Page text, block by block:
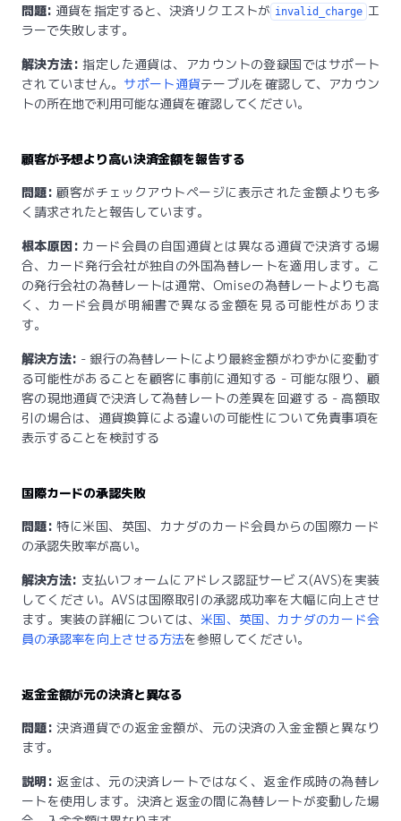
問題: 通貨を指定すると、決済リクエストが invalid_charge エ
ラーで失敗します。
解決方法: 指定した通貨は、アカウントの登録国ではサポート
されていません。 サポート通貨テーブルを確認して、アカウン
トの所在地で利用可能な通貨を確認してください。
顧客が予想より高い決済金額を報告する
問題: 顧客がチェックアウトページに表示された金額よりも多
く請求されたと報告しています。
根本原因: カード会員の自国通貨とは異なる通貨で決済する場
合、カード発行会社が独自の外国為替レートを適用します。こ
の発行会社の為替レートは通常、Omiseの為替レートよりも高
く、カード会員が明細書で異なる金額を見る可能性がありま
す。
解決方法: - 銀行の為替レートにより最終金額がわずかに変動す
る可能性があることを顧客に事前に通知する - 可能な限り、顧
客の現地通貨で決済して為替レートの差異を回避する - 高額取
引の場合は、通貨換算による違いの可能性について免責事項を
表示することを検討する
国際カードの承認失敗
問題: 特に米国、英国、カナダのカード会員からの国際カード
の承認失敗率が高い。
解決方法: 支払いフォームにアドレス認証サービス(AVS)を実装
してください。AVSは国際取引の承認成功率を大幅に向上させ
ます。実装の詳細については、 米国、英国、カナダのカード会
員の承認率を向上させる方法を参照してください。
返金金額が元の決済と異なる
問題: 決済通貨での返金金額が、元の決済の入金金額と異なり
ます。
説明: 返金は、元の決済レートではなく、返金作成時の為替レ
ートを使用します。決済と返金の間に為替レートが変動した場